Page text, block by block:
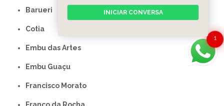
Barueri
Cotia
Embu das Artes
Embu Guaçu
Francisco Morato
1
INICIAR CONVERSA